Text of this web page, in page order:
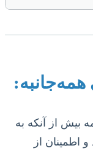
بیش از آنکه به
اطمینان از